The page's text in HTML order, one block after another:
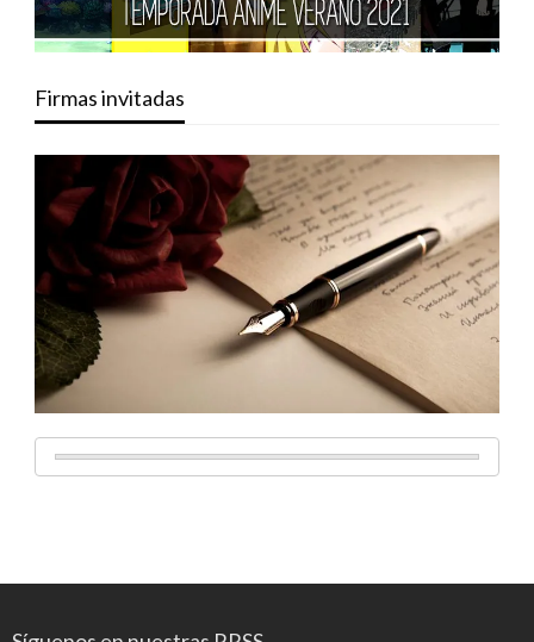
Firmas invitadas